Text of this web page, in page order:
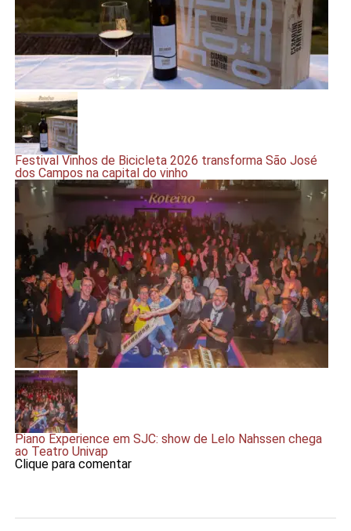
Festival Vinhos de Bicicleta 2026 transforma São José
dos Campos na capital do vinho
Piano Experience em SJC: show de Lelo Nahssen chega
ao Teatro Univap
Clique para comentar